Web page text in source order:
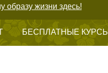
образу жизни здесь!
БЕСПЛАТНЫЕ КУРСЫ